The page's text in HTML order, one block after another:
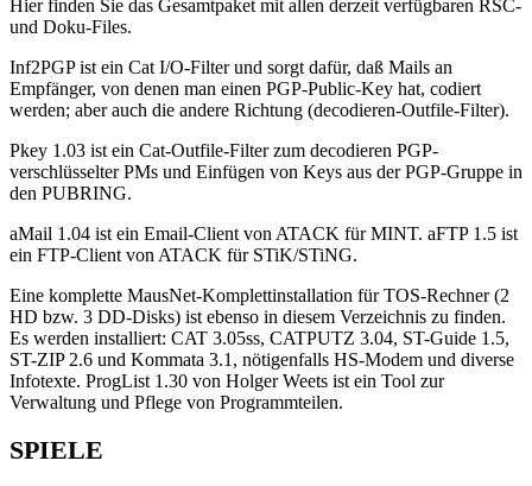
Hier finden Sie das Gesamtpaket mit allen derzeit verfügbaren RSC-
und Doku-Files.
Inf2PGP ist ein Cat I/O-Filter und sorgt dafür, daß Mails an
Empfänger, von denen man einen PGP-Public-Key hat, codiert
werden; aber auch die andere Richtung (decodieren-Outfile-Filter).
Pkey 1.03 ist ein Cat-Outfile-Filter zum decodieren PGP-
verschlüsselter PMs und Einfügen von Keys aus der PGP-Gruppe in
den PUBRING.
aMail 1.04 ist ein Email-Client von ATACK für MINT. aFTP 1.5 ist
ein FTP-Client von ATACK für STiK/STiNG.
Eine komplette MausNet-Komplettinstallation für TOS-Rechner (2
HD bzw. 3 DD-Disks) ist ebenso in diesem Verzeichnis zu finden.
Es werden installiert: CAT 3.05ss, CATPUTZ 3.04, ST-Guide 1.5,
ST-ZIP 2.6 und Kommata 3.1, nötigenfalls HS-Modem und diverse
Infotexte. ProgList 1.30 von Holger Weets ist ein Tool zur
Verwaltung und Pflege von Programmteilen.
SPIELE